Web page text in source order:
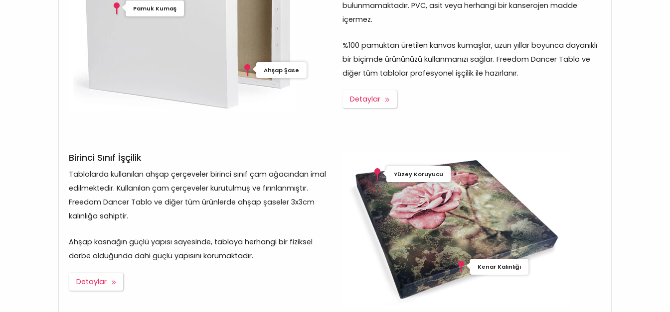
Pamuk Kumaş
Ahşap Şase
bulunmamaktadır. PVC, asit veya herhangi bir kanserojen madde
içermez.
%100 pamuktan üretilen kanvas kumaşlar, uzun yıllar boyunca dayanıklı
bir biçimde ürününüzü kullanmanızı sağlar. Freedom Dancer Tablo ve
diğer tüm tablolar profesyonel işçilik ile hazırlanır.
Detaylar
Birinci Sınıf İşçilik
Tablolarda kullanılan ahşap çerçeveler birinci sınıf çam ağacından imal
edilmektedir. Kullanılan çam çerçeveler kurutulmuş ve fırınlanmıştır.
Freedom Dancer Tablo ve diğer tüm ürünlerde ahşap şaseler 3x3cm
kalınlığa sahiptir.
Ahşap kasnağın güçlü yapısı sayesinde, tabloya herhangi bir fiziksel
darbe olduğunda dahi güçlü yapısını korumaktadır.
Detaylar
Yüzey Koruyucu
Kenar Kalınlığı